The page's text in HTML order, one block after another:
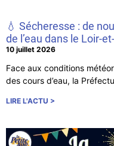
💧 Sécheresse : de
de l’eau dans le Loir-
10 juillet 2026
Face aux conditions
des cours d’eau, la
LIRE L'ACTU >